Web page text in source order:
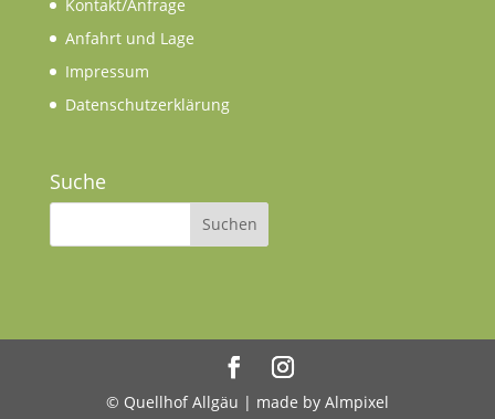
Kontakt/Anfrage
Anfahrt und Lage
Impressum
Datenschutzerklärung
Suche
© Quellhof Allgäu | made by Almpixel